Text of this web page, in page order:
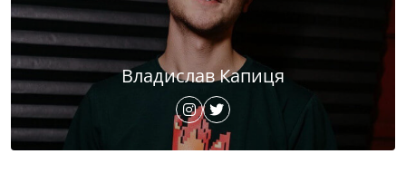
Владислав Капиця